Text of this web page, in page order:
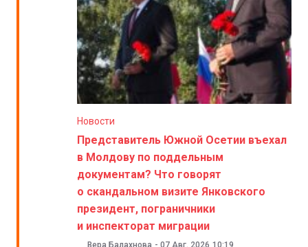
Новости
Представитель Южной Осетии въехал
в Молдову по поддельным
документам? Что говорят
о скандальном визите Янковского
президент, пограничники
и инспекторат миграции
Вера Балахнова - 07 Авг. 2026 10:19